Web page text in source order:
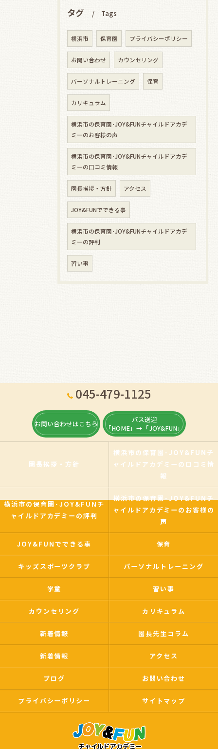
タグ Tags
横浜市 保育園 プライバシーポリシー
お問い合わせ カウンセリング
パーソナルトレーニング 保育
カリキュラム
横浜市の保育園･JOY&FUNチャイルドアカデ
ミーのお客様の声
横浜市の保育園･JOY&FUNチャイルドアカデ
ミーの口コミ情報
園長挨拶・方針 アクセス
JOY&FUNでできる事
横浜市の保育園･JOY&FUNチャイルドアカデ
ミーの評判
習い事
045-479-1125
お問い合わせはこちら
バス送迎
「HOME」→「JOY&FUN」
園長挨拶・方針
横浜市の保育園･JOY&FUNチ
ャイルドアカデミーの口コミ情
報
横浜市の保育園･JOY&FUNチ
ャイルドアカデミーの評判
横浜市の保育園･JOY&FUNチ
ャイルドアカデミーのお客様の
声
JOY&FUNでできる事 保育
キッズスポーツクラブ パーソナルトレーニング
学童 習い事
カウンセリング カリキュラム
新着情報 園長先生コラム
新着情報 アクセス
ブログ お問い合わせ
プライバシーポリシー サイトマップ